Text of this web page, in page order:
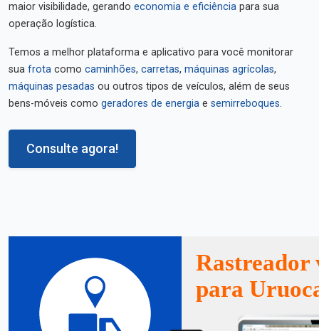
maior visibilidade, gerando economia e eficiência para sua
operação logística.
Temos a melhor plataforma e aplicativo para você monitorar
sua frota como caminhões, carretas, máquinas agrícolas,
máquinas pesadas ou outros tipos de veículos, além de seus
bens-móveis como geradores de energia e semirreboques.
Consulte agora!
Rastreador
para